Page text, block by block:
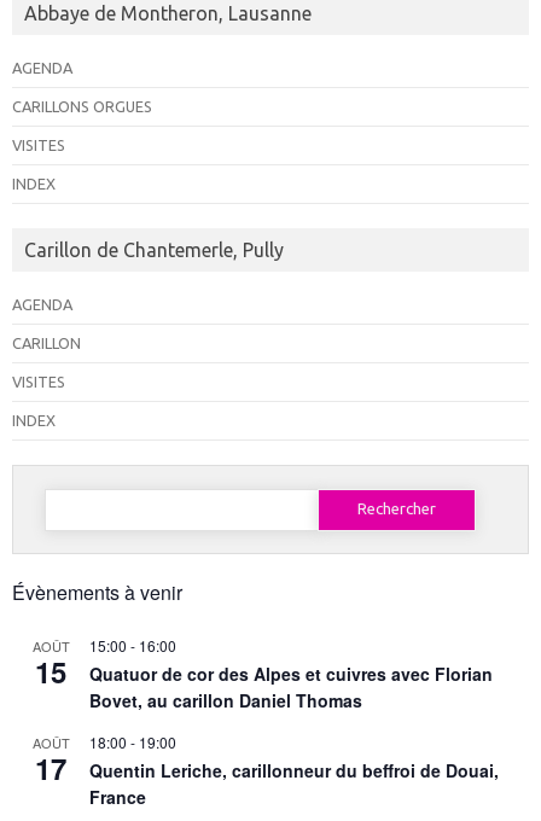
Abbaye de Montheron, Lausanne
AGENDA
CARILLONS ORGUES
VISITES
INDEX
Carillon de Chantemerle, Pully
AGENDA
CARILLON
VISITES
INDEX
Rechercher :
Évènements à venir
AOÛT
15
15:00 - 16:00
Quatuor de cor des Alpes et cuivres avec Florian
Bovet, au carillon Daniel Thomas
AOÛT
17
18:00 - 19:00
Quentin Leriche, carillonneur du beffroi de Douai,
France